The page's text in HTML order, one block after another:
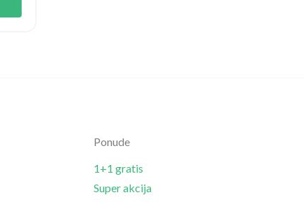
Ponude
1+1 gratis
Super akcija